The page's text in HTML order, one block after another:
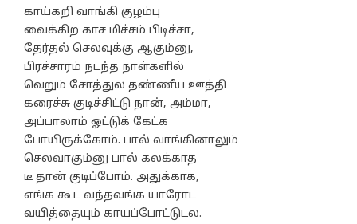
காய்கறி வாங்கி குழம்பு
வைக்கிற காச மிச்சம் பிடிச்சா,
தேர்தல் செலவுக்கு ஆகும்னு,
பிரச்சாரம் நடந்த நாள்களில்
வெறும் சோத்துல தண்ணீய ஊத்தி
கரைச்சு குடிச்சிட்டு நான், அம்மா,
அப்பாலாம் ஓட்டுக் கேட்க
போயிருக்கோம். பால் வாங்கினாலும்
செலவாகும்னு பால் கலக்காத
டீ தான் குடிப்போம். அதுக்காக,
எங்க கூட வந்தவங்க யாரோட
வயித்தையும் காயப்போட்டுடல.